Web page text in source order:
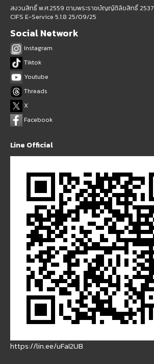
สงวนสิทธิ์ พ.ศ.2559 ตามพระราชบัญญัติลิขสิทธิ์ 2537
CIFS E-Service 5.1.8 25/09/25
Social Network
Instagram
Tiktok
Youtube
Threads
X
Facebook
Line Official
https://lin.ee/uFaI2UB